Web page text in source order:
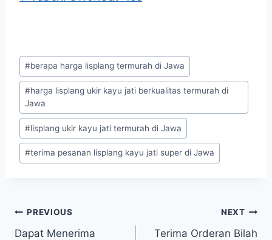
#berapa harga lisplang termurah di Jawa
#harga lisplang ukir kayu jati berkualitas termurah di
Jawa
#lisplang ukir kayu jati termurah di Jawa
#terima pesanan lisplang kayu jati super di Jawa
PREVIOUS
Dapat Menerima
NEXT
Terima Orderan Bilah